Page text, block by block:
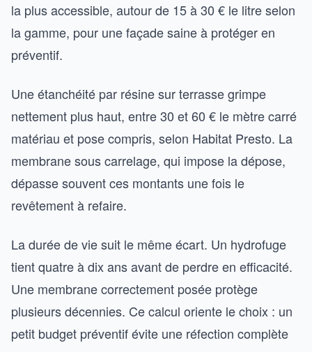
la plus accessible, autour de 15 à 30 € le litre selon
la gamme, pour une façade saine à protéger en
préventif.
Une étanchéité par résine sur terrasse grimpe
nettement plus haut, entre 30 et 60 € le mètre carré
matériau et pose compris, selon Habitat Presto. La
membrane sous carrelage, qui impose la dépose,
dépasse souvent ces montants une fois le
revêtement à refaire.
La durée de vie suit le même écart. Un hydrofuge
tient quatre à dix ans avant de perdre en efficacité.
Une membrane correctement posée protège
plusieurs décennies. Ce calcul oriente le choix : un
petit budget préventif évite une réfection complète